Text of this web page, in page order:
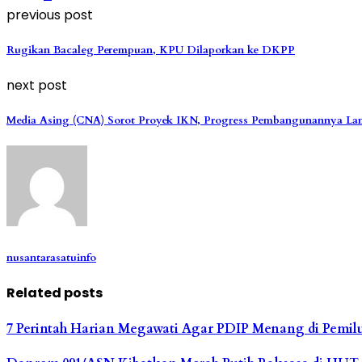
previous post
Rugikan Bacaleg Perempuan, KPU Dilaporkan ke DKPP
next post
Media Asing (CNA) Sorot Proyek IKN, Progress Pembangunannya
nusantarasatuinfo
Related posts
7 Perintah Harian Megawati Agar PDIP Menang di